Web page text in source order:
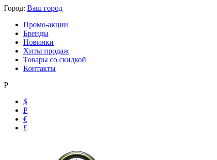
Город: Ваш город
Промо-акции
Бренды
Новинки
Хиты продаж
Товары со скидкой
Контакты
Р
$
Р
€
£